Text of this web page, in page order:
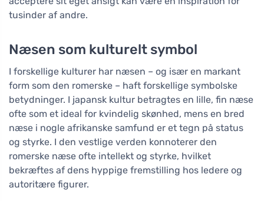
tusinder af andre.
Næsen som kulturelt symbol
I forskellige kulturer har næsen – og især en markant
form som den romerske – haft forskellige symbolske
betydninger. I japansk kultur betragtes en lille, fin næse
ofte som et ideal for kvindelig skønhed, mens en bred
næse i nogle afrikanske samfund er et tegn på status
og styrke. I den vestlige verden konnoterer den
romerske næse ofte intellekt og styrke, hvilket
bekræftes af dens hyppige fremstilling hos ledere og
autoritære figurer.